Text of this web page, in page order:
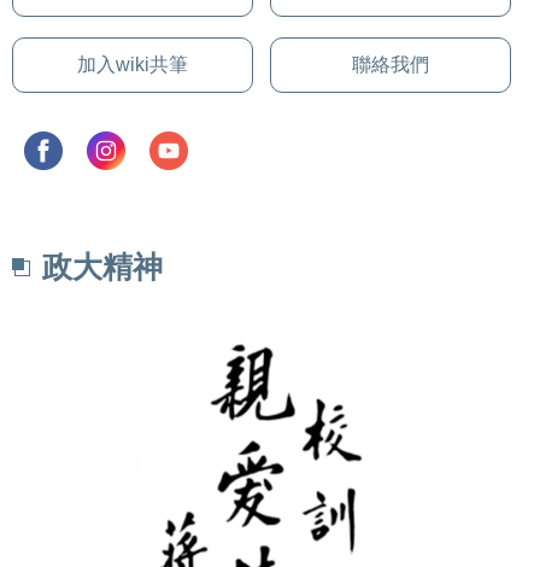
加入wiki共筆 聯絡我們
政大精神